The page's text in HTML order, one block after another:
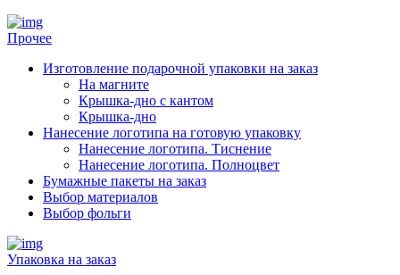
Прочее
Изготовление подарочной упаковки на заказ
На магните
Крышка-дно с кантом
Крышка-дно
Нанесение логотипа на готовую упаковку
Нанесение логотипа. Тиснение
Нанесение логотипа. Полноцвет
Бумажные пакеты на заказ
Выбор материалов
Выбор фольги
Упаковка на заказ